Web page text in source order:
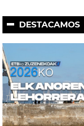
DESTACAMOS